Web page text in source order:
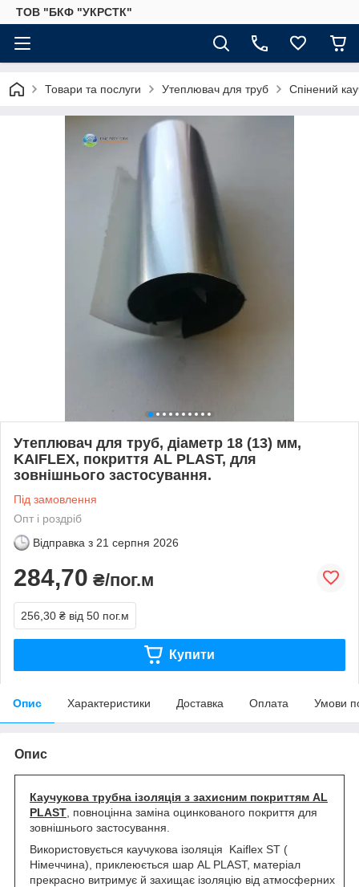
ТОВ "БКФ "УКРСТК"
Товари та послуги Утеплювач для труб Спінений
Утеплювач для труб, діаметр 18 (13) мм,
KAIFLEX, покриття AL PLAST, для
зовнішнього застосування.
Під замовлення
Опт і роздріб
Відправка з 21 серпня 2026
284,70 ₴/пог.м
256,30 ₴ від 50 пог.м
Купити
Опис Характеристики Доставка Оплата Умови
Опис
Каучукова трубна ізоляція з захисним покриттям AL
PLAST , повноцінна заміна оцинкованого покриття для
зовнішнього застосування.
Використовується каучукова ізоляція Kaiflex ST (
Німеччина), приклеюється шар AL PLAST, матеріал
прекрасно витримує й захищає ізоляцію від атмосферних